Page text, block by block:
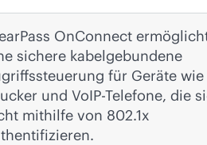
OnConnect
sichere kabelgebundene
für Geräte wie
und VoIP-Telefone, die
mithilfe von 802.1x